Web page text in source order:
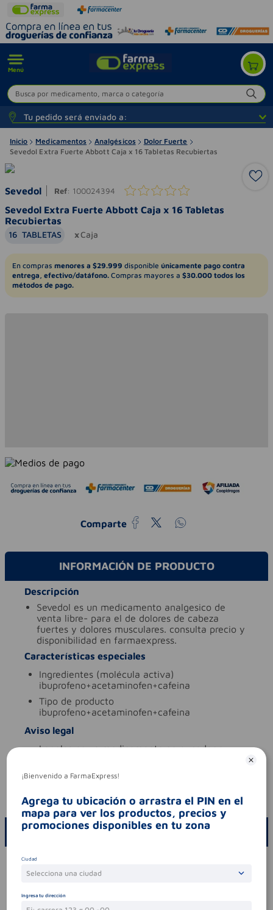
Menú
Busca por medicamento, marca o categoría
Tu pedido será enviado a:
Inicio Medicamentos Analgésicos
Dolor Fuerte
Sevedol Extra Fuerte Abbott Caja x 16 Tabletas Recubiertas
Sevedol Ref: 100024394
Sevedol Extra Fuerte Abbott Caja x 16 Tabletas
Recubiertas
16 TABLETAS Caja
En compras menores a $29.999 disponible únicamente pago contra
entrega, efectivo/datáfono. Compras mayores a $30.000 todos los
métodos de pago.
Comparte
INFORMACIÓN DE PRODUCTO
Descripción
sevedol es un medicamento analgesico de
venta libre- para el de dolores de cabeza
fuertes y dolores musculares. consulta precio y
disponibilidad en farmaexpress.
Características especiales
ingredientes (molécula activa)
ibuprofeno+acetaminofen+cafeina
tipo de producto
ibuprofeno+acetaminofen+cafeina
Aviso legal
legales es un medicamento.no exceder su
contraindicaciones. si los síntomas persisten.
consultar al médico.
codigo invima 2023m-0008219-r2
ESCRIBE UN COMENTARIO
Por favor, inicie sesión para escribir un comentario
¡Bienvenido a FarmaExpress!
Agrega tu ubicación o arrastra el PIN en el
mapa para ver los productos, precios y
promociones disponibles en tu zona
Ciudad
Selecciona una ciudad
Ingresa tu dirección